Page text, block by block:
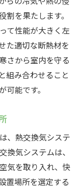
を果たします。
て性能が大きく左
た適切な断熱材を
さから室内を守る
組み合わせること
能です。
、熱交換気システ
換気システムは、
気を取り入れ、快
置場所を選定する